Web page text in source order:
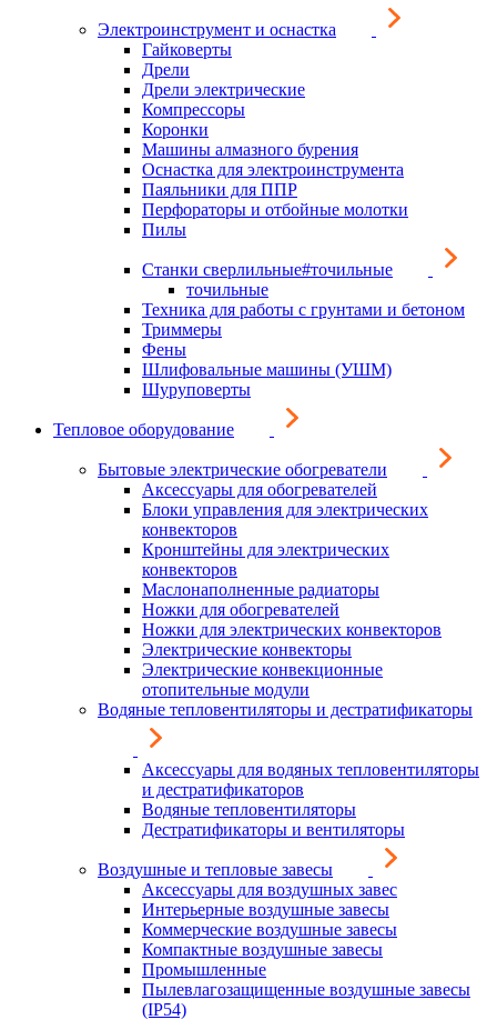
Электроинструмент и оснастка
Гайковерты
Дрели
Дрели электрические
Компрессоры
Коронки
Машины алмазного бурения
Оснастка для электроинструмента
Паяльники для ППР
Перфораторы и отбойные молотки
Пилы
Станки сверлильные#точильные
точильные
Техника для работы с грунтами и бетоном
Триммеры
Фены
Шлифовальные машины (УШМ)
Шуруповерты
Тепловое оборудование
Бытовые электрические обогреватели
Аксессуары для обогревателей
Блоки управления для электрических
конвекторов
Кронштейны для электрических
конвекторов
Маслонаполненные радиаторы
Ножки для обогревателей
Ножки для электрических конвекторов
Электрические конвекторы
Электрические конвекционные
отопительные модули
Водяные тепловентиляторы и дестратификаторы
Аксессуары для водяных тепловентиляторы
и дестратификаторов
Водяные тепловентиляторы
Дестратификаторы и вентиляторы
Воздушные и тепловые завесы
Аксессуары для воздушных завес
Интерьерные воздушные завесы
Коммерческие воздушные завесы
Компактные воздушные завесы
Промышленные
Пылевлагозащищенные воздушные завесы
(IP54)